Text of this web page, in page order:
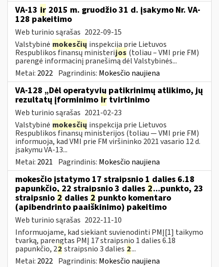
VA-13 ir 2015 m. gruodžio 31 d. įsakymo Nr. VA-
128 pakeitimo
Web turinio sąrašas 2022-09-15
Valstybinė mokesčių inspekcija prie Lietuvos
Respublikos finansų ministerijos (toliau – VMI prie FM)
parengė informacinį pranešimą dėl Valstybinės...
Metai: 2022 Pagrindinis: Mokesčio naujiena
VA-128 „Dėl operatyvių patikrinimų atlikimo, jų
rezultatų įforminimo ir tvirtinimo
Web turinio sąrašas 2021-02-23
Valstybinė mokesčių inspekcija prie Lietuvos
Respublikos finansų ministerijos (toliau ― VMI prie FM)
informuoja, kad VMI prie FM viršininko 2021 vasario 12 d.
įsakymu VA-13...
Metai: 2021 Pagrindinis: Mokesčio naujiena
mokesčio įstatymo 17 straipsnio 1 dalies 6.18
papunkčio, 22 straipsnio 3 dalies 2...punkto, 23
straipsnio 2 dalies 2 punkto komentaro
(apibendrinto paaiškinimo) pakeitimo
Web turinio sąrašas 2022-11-10
Informuojame, kad siekiant suvienodinti PMĮ[1] taikymo
tvarką, parengtas PMĮ 17 straipsnio 1 dalies 6.18
papunkčio, 22 straipsnio 3 dalies 2...
Metai: 2022 Pagrindinis: Mokesčio naujiena